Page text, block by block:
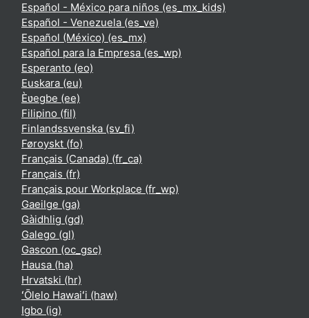
Español - México para niños ‎(es_mx_kids)‎
Español - Venezuela ‎(es_ve)‎
Español (México) ‎(es_mx)‎
Español para la Empresa ‎(es_wp)‎
Esperanto ‎(eo)‎
Euskara ‎(eu)‎
Èʋegbe ‎(ee)‎
Filipino ‎(fil)‎
Finlandssvenska ‎(sv_fi)‎
Føroyskt ‎(fo)‎
Français (Canada) ‎(fr_ca)‎
Français ‎(fr)‎
Français pour Workplace ‎(fr_wp)‎
Gaeilge ‎(ga)‎
Gàidhlig ‎(gd)‎
Galego ‎(gl)‎
Gascon ‎(oc_gsc)‎
Hausa ‎(ha)‎
Hrvatski ‎(hr)‎
ʻŌlelo Hawaiʻi ‎(haw)‎
Igbo ‎(ig)‎